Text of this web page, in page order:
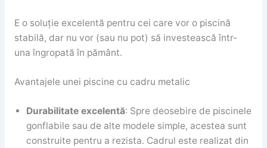
E o soluție excelentă pentru cei care vor o piscină
stabilă, dar nu vor (sau nu pot) să investească într-
una îngropată în pământ.
Avantajele unei piscine cu cadru metalic
Durabilitate excelentă: Spre deosebire de piscinele
gonflabile sau de alte modele simple, acestea sunt
construite pentru a rezista. Cadrul este realizat din